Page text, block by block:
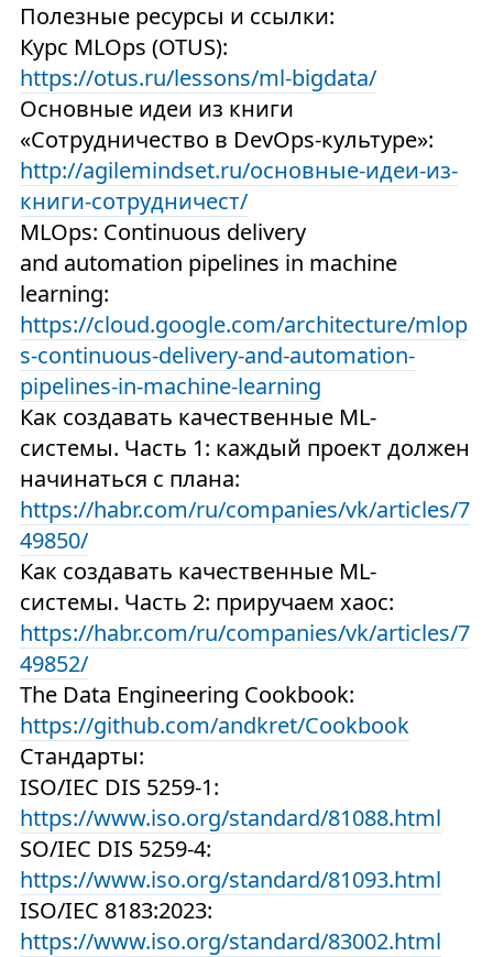
Полезные ресурсы и ссылки:
Курс MLOps (OTUS):
https://otus.ru/lessons/ml-bigdata/
Основные идеи из книги
«Сотрудничество в DevOps-культуре»:
http://agilemindset.ru/основные-идеи-из-
книги-сотрудничест/
MLOps: Continuous delivery
and automation pipelines in machine
learning:
https://cloud.google.com/architecture/mlop
s-continuous-delivery-and-automation-
pipelines-in-machine-learning
Как создавать качественные ML-
системы. Часть 1: каждый проект должен
начинаться с плана:
https://habr.com/ru/companies/vk/articles/7
49850/
Как создавать качественные ML-
системы. Часть 2: приручаем хаос:
https://habr.com/ru/companies/vk/articles/7
49852/
The Data Engineering Cookbook:
https://github.com/andkret/Cookbook
Стандарты:
ISO/IEC DIS 5259-1:
https://www.iso.org/standard/81088.html
SO/IEC DIS 5259-4:
https://www.iso.org/standard/81093.html
ISO/IEC 8183:2023:
https://www.iso.org/standard/83002.html